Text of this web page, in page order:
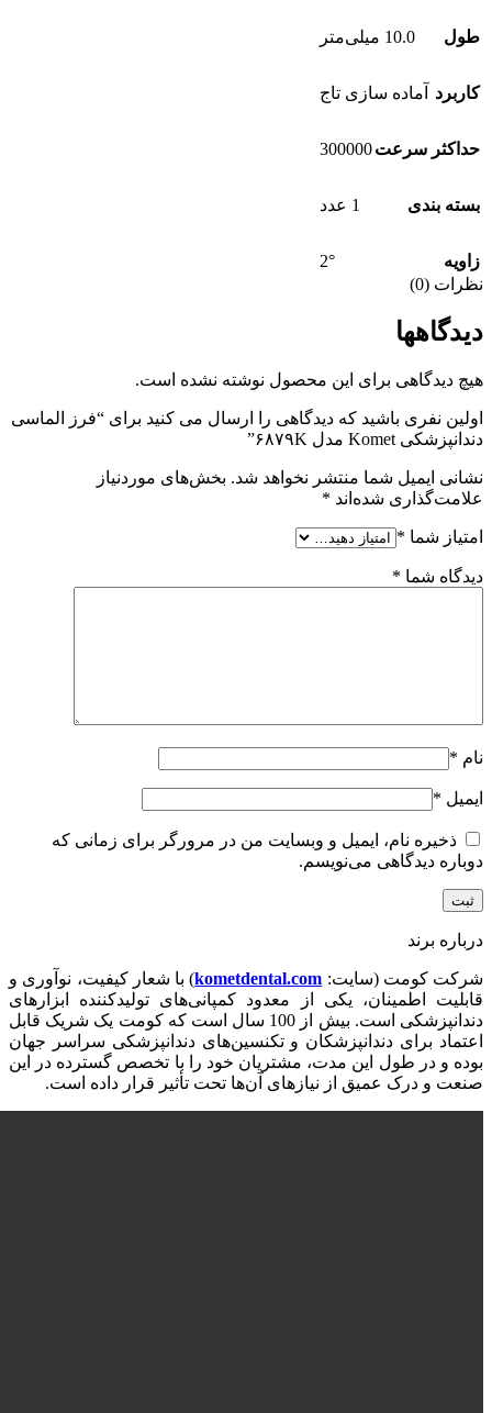
طول 10.0 میلی‌متر
کاربرد آماده سازی تاج
حداکثر سرعت300000
بسته بندی 1 عدد
زاویه
2°
نظرات (0)
دیدگاهها
هیچ دیدگاهی برای این محصول نوشته نشده است.
اولین نفری باشید که دیدگاهی را ارسال می کنید برای “فرز الماسی
دندانپزشکی Komet مدل ۶۸۷۹K”
نشانی ایمیل شما منتشر نخواهد شد. بخش‌های موردنیاز
علامت‌گذاری شده‌اند *
امتیاز شما *
دیدگاه شما *
نام *
ایمیل *
ذخیره نام، ایمیل و وبسایت من در مرورگر برای زمانی که
دوباره دیدگاهی می‌نویسم.
درباره برند
شرکت کومت (سایت: kometdental.com) با شعار کیفیت، نوآوری و
قابلیت اطمینان، یکی از معدود کمپانی‌های تولیدکننده ابزارهای
دندانپزشکی است. بیش از 100 سال است که کومت یک شریک قابل
اعتماد برای دندانپزشکان و تکنسین‌های دندانپزشکی سراسر جهان
بوده و در طول این مدت، مشتریان خود را با تخصص گسترده در این
صنعت و درک عمیق از نیازهای آن‌ها تحت تأثیر قرار داده است.